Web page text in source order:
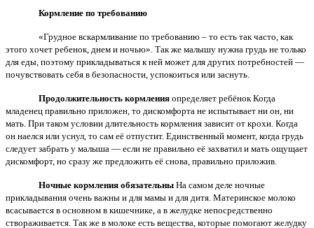
Кормление по требованию
«Грудное вскармливание по требованию – то есть так часто, как
этого хочет ребенок, днем и ночью». Так же малышу нужна грудь не только
для еды, поэтому прикладываться к ней может для других потребностей —
почувствовать себя в безопасности, успокоиться или заснуть.
Продолжительность кормленияопределяет ребёнок Когда
младенец правильно приложен, то дискомфорта не испытывает ни он, ни
мать. При таком условии длительность кормления зависит от крохи. Когда
он наелся или уснул, то сам её отпустит. Единственный момент, когда грудь
следует забрать у малыша — если не правильно её захватил и мать ощущает
дискомфорт, но сразу же предложить её снова, правильно приложив.
Ночные кормления обязательны На самом деле ночные
прикладывания очень важны и для мамы и для дитя. Материнское молоко
всасывается в основном в кишечнике, а в желудке непосредственно
створаживается. Так же в молоке есть вещества, которые помогают желудку